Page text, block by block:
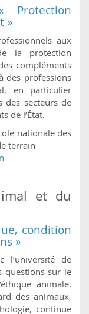
Protection
»
aux
la protection
compléments
des professions
en particulier
des secteurs de
de l’État.
nationale des
terrain
et du
condition
»
l’université de
questions sur le
animale.
des animaux,
continue